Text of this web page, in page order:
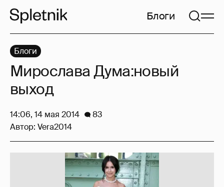
Блоги
Блоги
Мирослава Дума:новый
выход
14:06, 14 мая 2014
83
Автор: Vera2014